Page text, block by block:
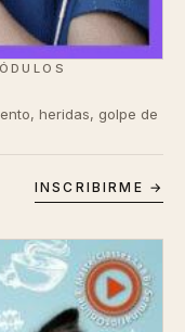
heridas, golpe de
INSCRIBIRME →